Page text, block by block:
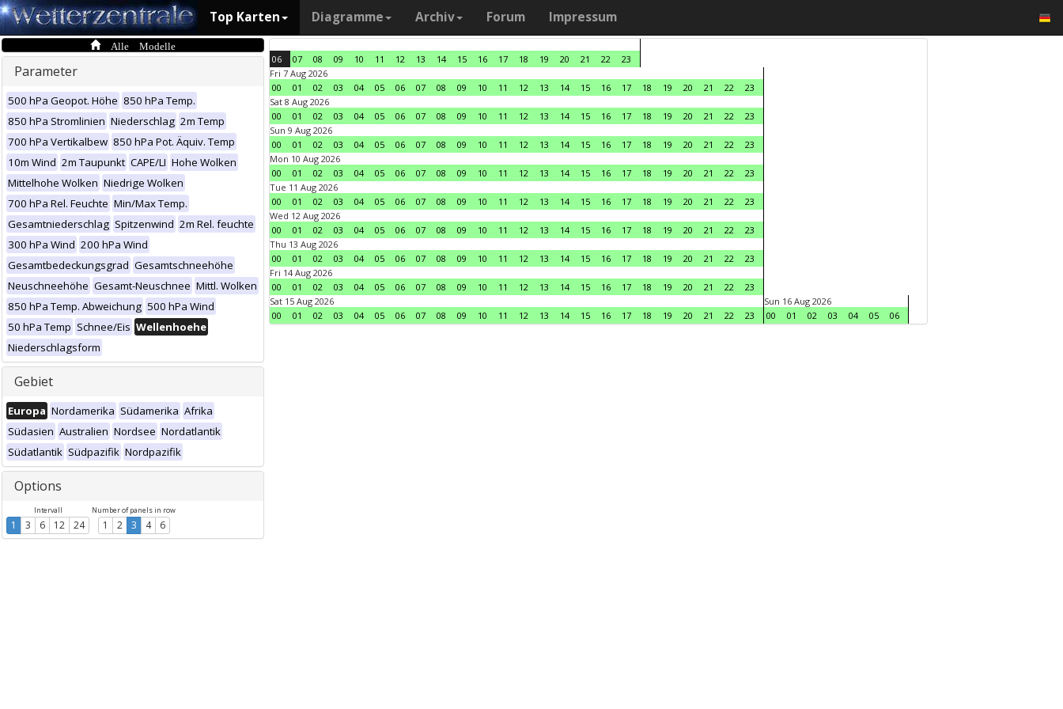
Top Karten Diagramme Archiv Forum Impressum
Alle Modelle
Parameter
500 hPa Geopot. Höhe 850 hPa Temp.
850 hPa Stromlinien Niederschlag 2m Temp
700 hPa Vertikalbew 850 hPa Pot. Äquiv. Temp
10m Wind 2m Taupunkt CAPE/LI Hohe Wolken
Mittelhohe Wolken Niedrige Wolken
700 hPa Rel. Feuchte Min/Max Temp.
Gesamtniederschlag Spitzenwind 2m Rel. feuchte
300 hPa Wind 200 hPa Wind
Gesamtbedeckungsgrad Gesamtschneehöhe
Neuschneehöhe Gesamt-Neuschnee Mittl. Wolken
850 hPa Temp. Abweichung 500 hPa Wind
50 hPa Temp Schnee/Eis Wellenhoehe
Niederschlagsform
Gebiet
Europa Nordamerika Südamerika Afrika
Südasien Australien Nordsee Nordatlantik
Südatlantik Südpazifik Nordpazifik
Options
Intervall
1 3 6 12 24
Number of panels in row
1 2 3 4 6
06 07 08 09 10 11 12 13 14 15 16 17 18 19 20 21 22
23
Fri 7 Aug 2026
00
01 02 03 04 05 06 07 08 09 10 11 12 13 14 15 16 17 18 19 20 21 22
23
Sat 8 Aug 2026
00
01 02 03 04 05 06 07 08 09 10 11 12 13 14 15 16 17 18 19 20 21 22
23
Sun 9 Aug 2026
00
01 02 03 04 05 06 07 08 09 10 11 12 13 14 15 16 17 18 19 20 21 22
23
Mon 10 Aug 2026
00
01 02 03 04 05 06 07 08 09 10 11 12 13 14 15 16 17 18 19 20 21 22
23
Tue 11 Aug 2026
00
01 02 03 04 05 06 07 08 09 10 11 12 13 14 15 16 17 18 19 20 21 22
23
Wed 12 Aug 2026
00
01 02 03 04 05 06 07 08 09 10 11 12 13 14 15 16 17 18 19 20 21 22
23
Thu 13 Aug 2026
00
01 02 03 04 05 06 07 08 09 10 11 12 13 14 15 16 17 18 19 20 21 22
23
Fri 14 Aug 2026
00
01 02 03 04 05 06 07 08 09 10 11 12 13 14 15 16 17 18 19 20 21 22
23
Sat 15 Aug 2026
00
01 02 03 04 05 06 07 08 09 10 11 12 13 14 15 16 17 18 19 20 21 22 23
Sun 16 Aug 2026
00
01 02 03 04 05 06